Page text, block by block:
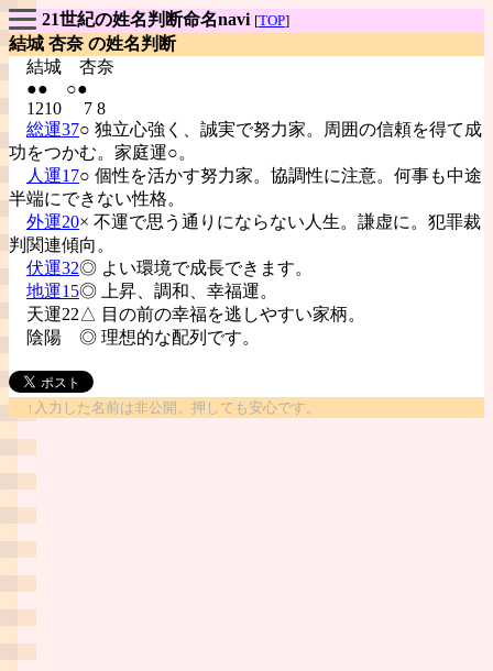
21世紀の姓名判断命名navi [TOP]
結城 杏奈 の姓名判断
結城 杏奈
●● ○●
1210 7 8
総運37○ 独立心強く、誠実で努力家。周囲の信頼を得て成
功をつかむ。家庭運○。
人運17○ 個性を活かす努力家。協調性に注意。何事も中途
半端にできない性格。
外運20× 不運で思う通りにならない人生。謙虚に。犯罪裁
判関連傾向。
伏運32◎ よい環境で成長できます。
地運15◎ 上昇、調和、幸福運。
天運22△ 目の前の幸福を逃しやすい家柄。
陰陽 ◎ 理想的な配列です。
↑入力した名前は非公開。押しても安心です。